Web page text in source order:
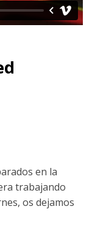
en la
trabajando
os dejamos